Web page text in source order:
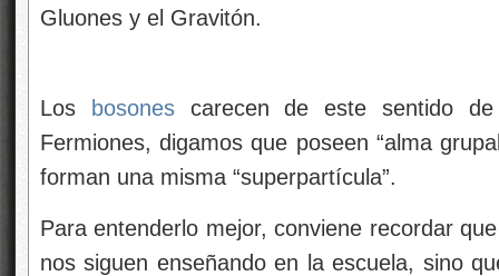
Gluones y el Gravitón.
Los bosonescarecen de este sentido de
Fermiones, digamos que poseen “alma
forman una misma “superpartícula”.
Para entenderlo mejor, conviene recordar
nos siguen enseñando en la escuela, sino